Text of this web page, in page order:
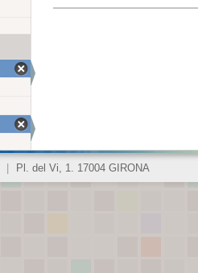
Pl. del Vi, 1. 17004 GIRONA